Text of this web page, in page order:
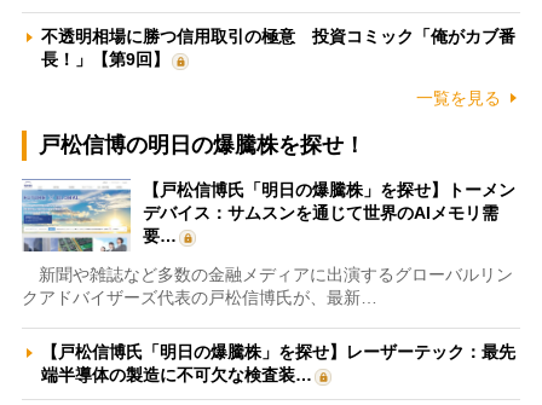
不透明相場に勝つ信用取引の極意 投資コミック「俺がカブ番
長！」【第9回】
一覧を見る
戸松信博の明日の爆騰株を探せ！
【戸松信博氏「明日の爆騰株」を探せ】トーメン
デバイス：サムスンを通じて世界のAIメモリ需
要…
新聞や雑誌など多数の金融メディアに出演するグローバルリン
クアドバイザーズ代表の戸松信博氏が、最新…
【戸松信博氏「明日の爆騰株」を探せ】レーザーテック：最先
端半導体の製造に不可欠な検査装…